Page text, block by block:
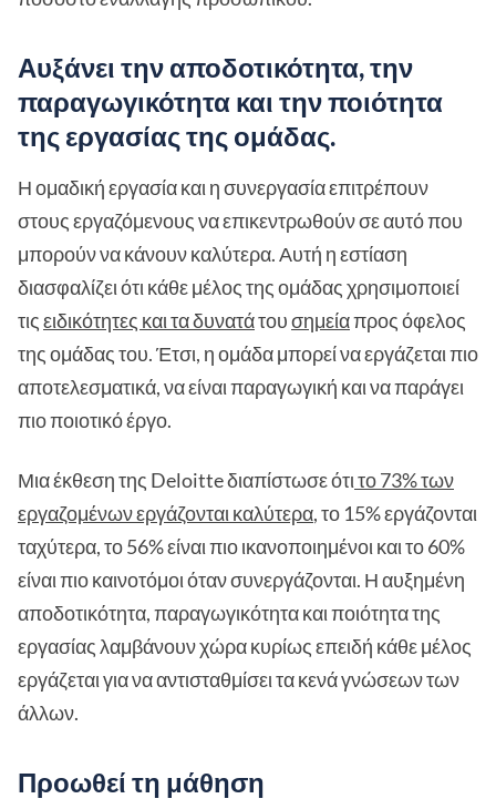
Αυξάνει την αποδοτικότητα, την
παραγωγικότητα και την ποιότητα
της εργασίας της ομάδας.
Η ομαδική εργασία και η συνεργασία επιτρέπουν
στους εργαζόμενους να επικεντρωθούν σε αυτό που
μπορούν να κάνουν καλύτερα. Αυτή η εστίαση
διασφαλίζει ότι κάθε μέλος της ομάδας χρησιμοποιεί
τιςειδικότητες και τα δυνατάτουσημείαπρος όφελος
της ομάδας του. Έτσι, η ομάδα μπορεί να εργάζεται πιο
αποτελεσματικά, να είναι παραγωγική και να παράγει
πιο ποιοτικό έργο.
Μια έκθεση της Deloitte διαπίστωσε ότιτο 73% των
εργαζομένων εργάζονται καλύτερα, το 15% εργάζονται
ταχύτερα, το 56% είναι πιο ικανοποιημένοι και το 60%
είναι πιο καινοτόμοι όταν συνεργάζονται. Η αυξημένη
αποδοτικότητα, παραγωγικότητα και ποιότητα της
εργασίας λαμβάνουν χώρα κυρίως επειδή κάθε μέλος
εργάζεται για να αντισταθμίσει τα κενά γνώσεων των
άλλων.
Προωθεί τη μάθηση